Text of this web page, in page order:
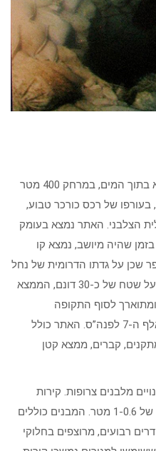
הכפר הנאוליתי של עתלית-ים נמצא בתוך המים, במרחק 400 מטר
של רכס כורכר טבוע,
הצלבני. האתר נמצא בעומק
בזמן שהיה מיושב, נמצא קו
שכן על גדתו הדרומית של נחל
אורן. המבנים וקטעי הריצוף התגלו על שטח של כ-30 דונם, הממצא
שטח של כ-60 דונם ומתוארך לסוף התקופה
הנאוליתית קדם קרמית ג’, בסוף האלף ה-7 לפנה”ס. האתר כולל
קברים, ממצא קטן
מלבנים צרופות. קירות
המבנים נבנו על מסד מאבן, ברוחב של 1-0.6 מטר. המבנים כוללים
רבועים, מרוצפים בחלוקי